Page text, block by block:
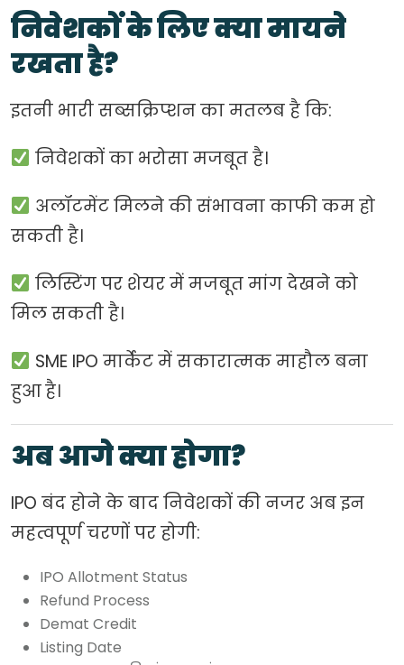
निवेशकों के लिए क्या मायने
रखता है?
इतनी भारी सब्सक्रिप्शन का मतलब है कि:
निवेशकों का भरोसा मजबूत है।
अलॉटमेंट मिलने की संभावना काफी कम हो
सकती है।
लिस्टिंग पर शेयर में मजबूत मांग देखने को
मिल सकती है।
SME IPO मार्केट में सकारात्मक माहौल बना
हुआ है।
अब आगे क्या होगा?
IPO बंद होने के बाद निवेशकों की नजर अब इन
महत्वपूर्ण चरणों पर होगी:
IPO Allotment Status
Refund Process
Demat Credit
Listing Date